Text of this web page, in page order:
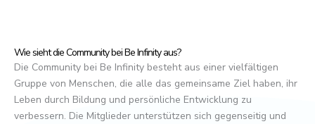
Wie sieht die Community bei Be Infinity aus?
Die Community bei Be Infinity besteht aus einer vielfältigen
Gruppe von Menschen, die alle das gemeinsame Ziel haben, ihr
Leben durch Bildung und persönliche Entwicklung zu
verbessern. Die Mitglieder unterstützen sich gegenseitig und